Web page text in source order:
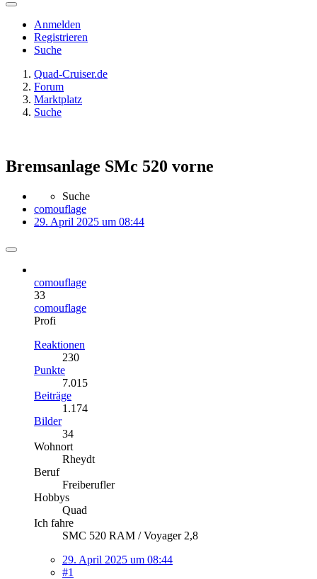
Anmelden
Registrieren
Suche
Quad-Cruiser.de
Forum
Marktplatz
Suche
Bremsanlage SMc 520 vorne
Suche
comouflage
29. April 2025 um 08:44
comouflage
33
comouflage
Profi
Reaktionen
230
Punkte
7.015
Beiträge
1.174
Bilder
34
Wohnort
Rheydt
Beruf
Freiberufler
Hobbys
Quad
Ich fahre
SMC 520 RAM / Voyager 2,8
29. April 2025 um 08:44
#1